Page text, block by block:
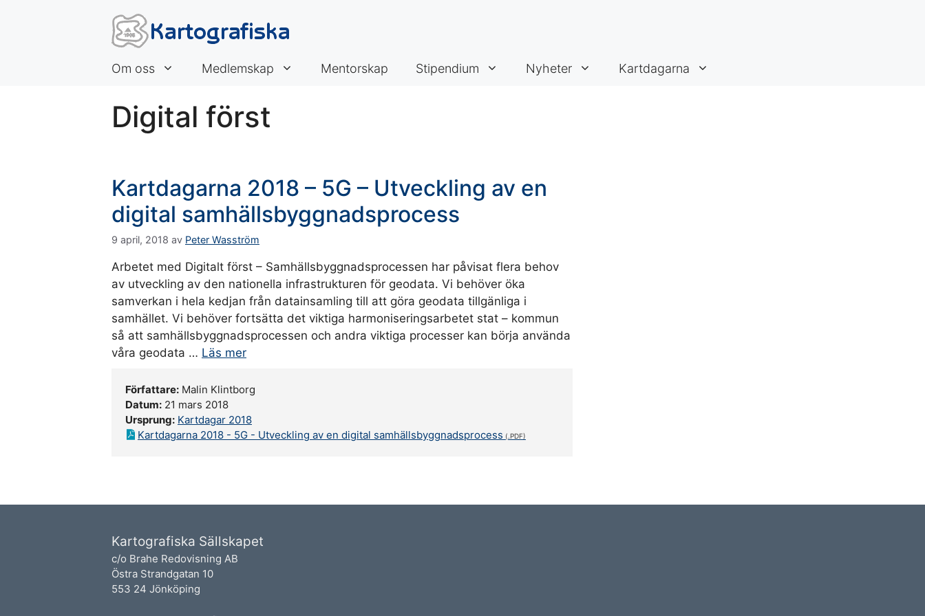
Om oss Medlemskap Mentorskap Stipendium Nyheter Kartdagarna
Digital först
Kartdagarna 2018 – 5G – Utveckling av en
digital samhällsbyggnadsprocess
9 april, 2018 av Peter Wasström
Arbetet med Digitalt först – Samhällsbyggnadsprocessen har påvisat flera behov
av utveckling av den nationella infrastrukturen för geodata. Vi behöver öka
samverkan i hela kedjan från datainsamling till att göra geodata tillgänliga i
samhället. Vi behöver fortsätta det viktiga harmoniseringsarbetet stat – kommun
så att samhällsbyggnadsprocessen och andra viktiga processer kan börja använda
våra geodata … Läs mer
Författare: Malin Klintborg
Datum: 21 mars 2018
Ursprung: Kartdagar 2018
Kartdagarna 2018 - 5G - Utveckling av en digital samhällsbyggnadsprocess
Kartografiska Sällskapet
c/o Brahe Redovisning AB
Östra Strandgatan 10
553 24 Jönköping